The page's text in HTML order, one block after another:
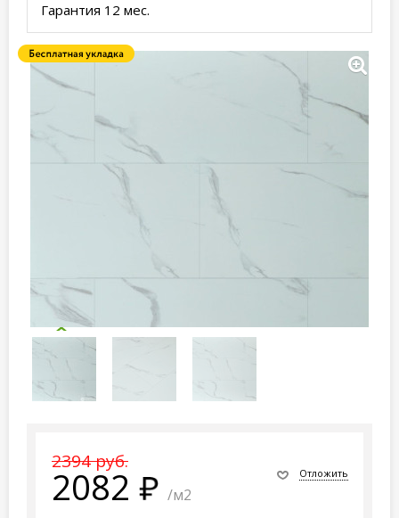
Гарантия 12 мес.
2394 руб.
2082 /м2
Отложить